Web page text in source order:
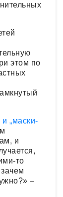
этом по
„маски-
и
то
–